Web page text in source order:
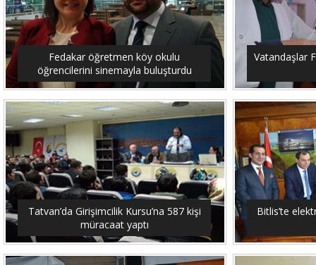
Fedakar öğretmen köy okulu
öğrencilerini sinemayla buluşturdu
Vatandaşlar
Tatvan’da Girişimcilik Kursu’na 587 kişi
müracaat yaptı
Bitlis’te